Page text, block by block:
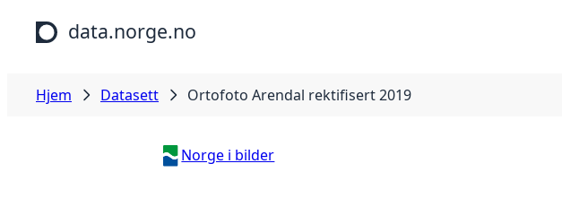
Hopp til hovedinnhold
data.norge.no
Hjem Datasett Ortofoto Arendal rektifisert 2019
Norge i bilder